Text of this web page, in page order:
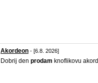
Akordeon - [6.8. 2026]
Dobrij den prodam knoflikovu